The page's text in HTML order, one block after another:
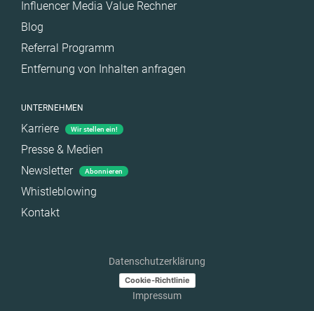
Influencer Media Value Rechner
Blog
Referral Programm
Entfernung von Inhalten anfragen
UNTERNEHMEN
Karriere Wir stellen ein!
Presse & Medien
Newsletter
Abonnieren
Whistleblowing
Kontakt
Datenschutzerklärung
Cookie-Richtlinie
Impressum